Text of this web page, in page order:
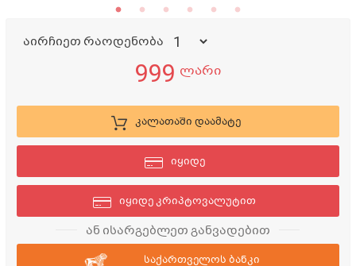
აირჩიეთ რაოდენობა
999 ლარი
კალათაში დაამატე
იყიდე
იყიდე კრიპტოვალუტით
ან ისარგებლეთ განვადებით
საქართველოს ბანკი